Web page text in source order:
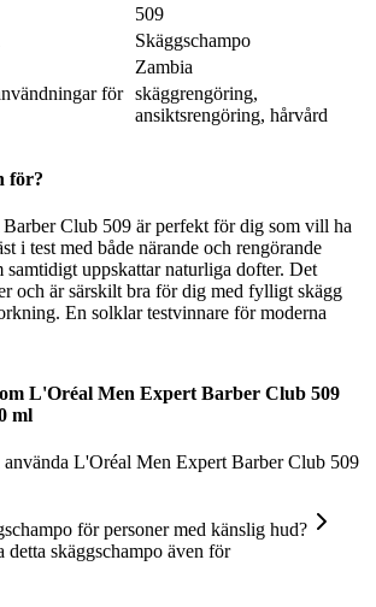
509
Skäggschampo
Zambia
för skäggrengöring,
ansiktsrengöring, hårvård
för?
Club 509 är perfekt för dig som vill ha
i test med både närande och rengörande
samtidigt uppskattar naturliga dofter. Det
och är särskilt bra för dig med fylligt skägg
En solklar testvinnare för moderna
L'Oréal Men Expert Barber Club 509
ml
L'Oréal Men Expert Barber Club 509
för personer med känslig hud?
detta skäggschampo även för